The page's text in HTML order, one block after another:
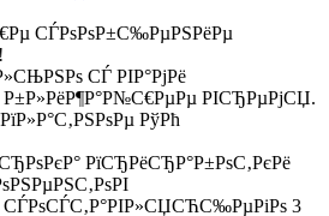
СЃРѕРѕР±С‰РµРЅРёРµ
СЃ РІР°РјРё
РІСЂРµРјСЏ.
РўРћ
РїСЂРёСЂР°Р±РѕС‚РєРё
СЃРѕСЃС‚Р°РІР»СЏСЋС‰РµРіРѕ 3